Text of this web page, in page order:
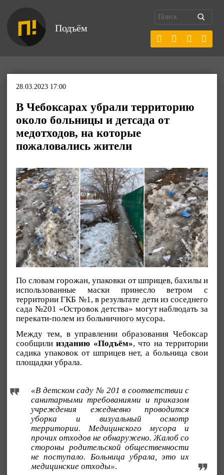
Подъём
28.03.2023 17:00
В Чебоксарах убрали территорию
около больницы и детсада от
медотходов, на которые
пожаловались жители
По словам горожан, упаковки от шприцев, бахилы и
использованные маски принесло ветром с
территории ГКБ №1, в результате дети из соседнего
сада №201 «Островок детства» могут наблюдать за
перекати-полем из больничного мусора.
Между тем, в управлении образования Чебоксар
сообщилиизданию «Подъём», что на территории
садика упаковок от шприцев нет, а больница свои
площадки убрала.
«В детском саду № 201 в соответствии с
санитарными требованиями и приказом
учреждения ежедневно проводится
уборка и визуальный осмотр
территории. Медицинского мусора и
прочих отходов не обнаружено. Жалоб со
стороны родительской общественности
не поступало. Больница убрала, это их
медицинские отходы».